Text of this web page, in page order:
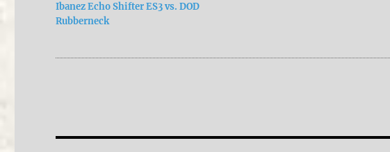
Ibanez Echo Shifter ES3 vs. DOD
Rubberneck